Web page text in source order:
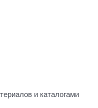
и каталогами